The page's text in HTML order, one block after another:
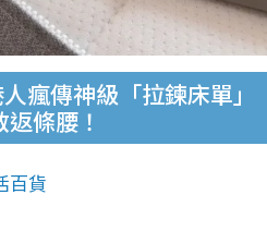
瘋傳神級「拉鍊床單」
條腰！
百貨